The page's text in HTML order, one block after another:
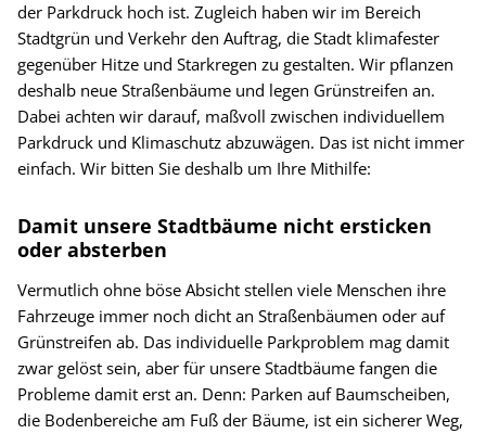
der Parkdruck hoch ist. Zugleich haben wir im Bereich
Stadtgrün und Verkehr den Auftrag, die Stadt klimafester
gegenüber Hitze und Starkregen zu gestalten. Wir pflanzen
deshalb neue Straßenbäume und legen Grünstreifen an.
Dabei achten wir darauf, maßvoll zwischen individuellem
Parkdruck und Klimaschutz abzuwägen. Das ist nicht immer
einfach. Wir bitten Sie deshalb um Ihre Mithilfe:
Damit unsere Stadtbäume nicht ersticken
oder absterben
Vermutlich ohne böse Absicht stellen viele Menschen ihre
Fahrzeuge immer noch dicht an Straßenbäumen oder auf
Grünstreifen ab. Das individuelle Parkproblem mag damit
zwar gelöst sein, aber für unsere Stadtbäume fangen die
Probleme damit erst an. Denn: Parken auf Baumscheiben,
die Bodenbereiche am Fuß der Bäume, ist ein sicherer Weg,